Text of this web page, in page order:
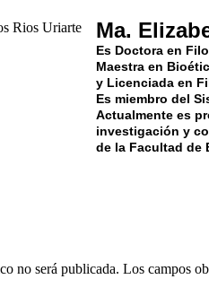
Ma.
Es Doctora en
Maestra en
y Licenciada en
Es miembro del
Actualmente es
investigación y
de la Facultad de
no será publicada. Los campos